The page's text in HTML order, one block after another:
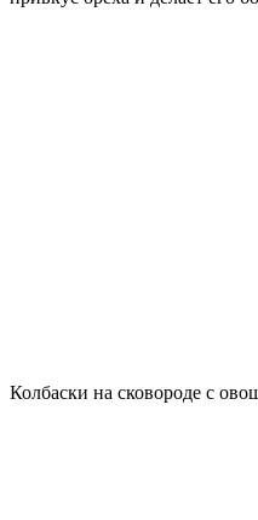
Колбаски на сковороде с